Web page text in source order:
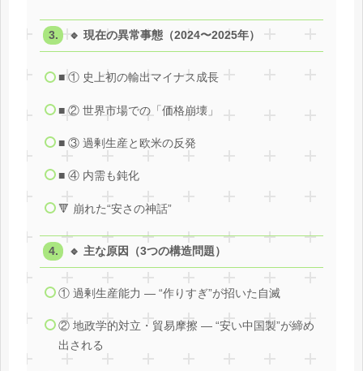
🔹 現在の異常事態（2024〜2025年）
■ ① 史上初の輸出マイナス成長
■ ② 世界市場での「価格崩壊」
■ ③ 過剰生産と欧米の反発
■ ④ 内需も鈍化
🔻 崩れた“安さの神話”
🔹 主な原因（3つの構造問題）
① 過剰生産能力 ― “作りすぎ”が招いた自滅
② 地政学的対立・貿易摩擦 ― “安い中国製”が締め
出される